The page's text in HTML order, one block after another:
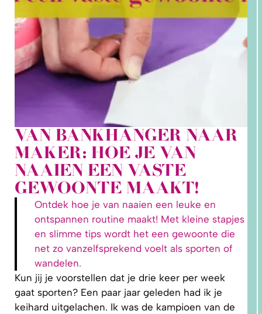
VAN BANKHANGER NAAR
MAKER: HOE JE VAN
NAAIEN EEN VASTE
GEWOONTE MAAKT!
Ontdek hoe je van naaien een leuke en
ontspannen routine maakt! Met kleine stapjes
en slimme tips wordt het een gewoonte die
net zo vanzelfsprekend voelt als sporten of
wandelen.
Kun jij je voorstellen dat je drie keer per week
gaat sporten? Een paar jaar geleden had ik je
keihard uitgelachen. Ik was de kampioen van de
JOU!
5.